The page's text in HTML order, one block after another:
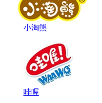
小淘熊
哇喔